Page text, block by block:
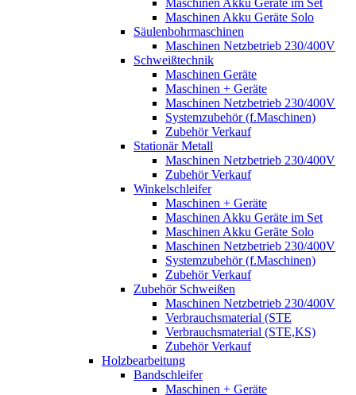
Maschinen Akku Geräte im Set
Maschinen Akku Geräte Solo
Säulenbohrmaschinen
Maschinen Netzbetrieb 230/400V
Schweißtechnik
Maschinen Geräte
Maschinen + Geräte
Maschinen Netzbetrieb 230/400V
Systemzubehör (f.Maschinen)
Zubehör Verkauf
Stationär Metall
Maschinen Netzbetrieb 230/400V
Zubehör Verkauf
Winkelschleifer
Maschinen + Geräte
Maschinen Akku Geräte im Set
Maschinen Akku Geräte Solo
Maschinen Netzbetrieb 230/400V
Systemzubehör (f.Maschinen)
Zubehör Verkauf
Zubehör Schweißen
Maschinen Netzbetrieb 230/400V
Verbrauchsmaterial (STE
Verbrauchsmaterial (STE,KS)
Zubehör Verkauf
Holzbearbeitung
Bandschleifer
Maschinen + Geräte